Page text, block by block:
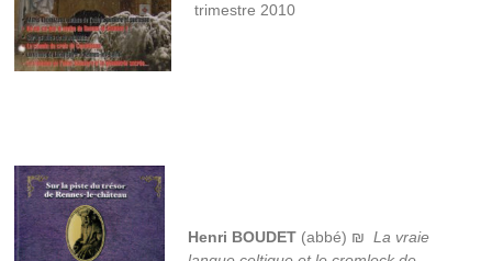
trimestre 2010
Henri BOUDET (abbé) ₪La vraie